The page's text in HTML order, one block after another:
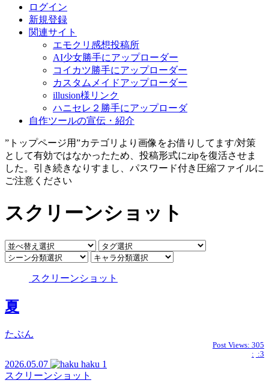
ログイン
新規登録
関連サイト
エモクリ感想投稿所
AI少女勝手にアップローダー
コイカツ勝手にアップローダー
カスタムメイドアップローダー
illusion様リンク
ハニセレ２勝手にアップローダ
自作ツールの宣伝・紹介
”トップページ用”カテゴリより画像をお借りしてます/対策
として有効ではなかったため、投稿形式にzipを復活させま
した。引き続きなりすまし、パスワード付き圧縮ファイルに
ご注意ください
スクリーンショット
スクリーンショット
夏
たぶん
Post Views: 305
: :3
2026.05.07 haku 1
スクリーンショット